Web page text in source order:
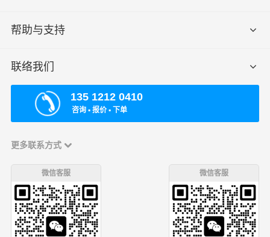
帮助与支持
联络我们
135 1212 0410
咨询 ▪ 报价 ▪ 下单
更多联系方式
微信客服 微信客服